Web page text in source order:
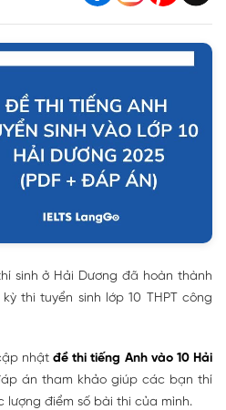
sinh ở Hải Dương đã hoàn thành
thi tuyển sinh lớp 10 THPT công
nhậtđề thi tiếng Anh vào 10 Hải
án tham khảo giúp các bạn thí
lượng điểm số bài thi của mình.